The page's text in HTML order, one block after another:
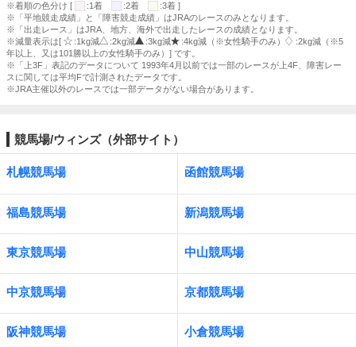
※着順の色分け [
:1着 :2着
:3着 ]
※「平地競走成績」と「障害競走成績」はJRAのレースのみとなります。
※「出走レース」はJRA、地方、海外で出走したレースの成績となります。
※減量表示は[
:1kg減 :2kg減 :3kg減 :4kg減（※女性騎手のみ）
:2kg減（※5
年以上、又は101勝以上の女性騎手のみ）] です。
※「上3F」表記のデータについて 1993年4月以前では一部のレースが上4F、障害レー
スに関しては平均Fで計測されたデータです。
※JRA主催以外のレースでは一部データがない場合があります。
競馬場/ウィンズ（外部サイト）
札幌競馬場 函館競馬場
福島競馬場 新潟競馬場
東京競馬場 中山競馬場
中京競馬場 京都競馬場
阪神競馬場 小倉競馬場